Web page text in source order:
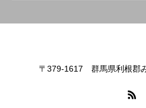
〒379-1617 群馬県利根郡